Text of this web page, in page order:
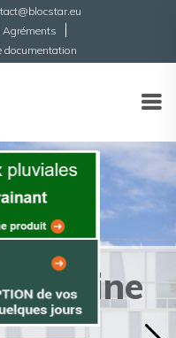
Agréments
documentation
co2
-Line